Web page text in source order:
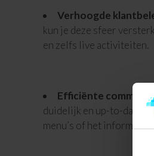
Verhoogde
kun je deze sfeer
en zelfs live activiteiten.
Efficiënte
duidelijk en up-to-date.
menu’s of het